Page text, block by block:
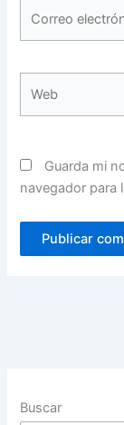
electrónico*
Guarda mi
navegador para
Buscar